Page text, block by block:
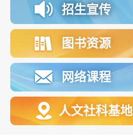
招生宣传
图书资源
网络课程
人文社科基地